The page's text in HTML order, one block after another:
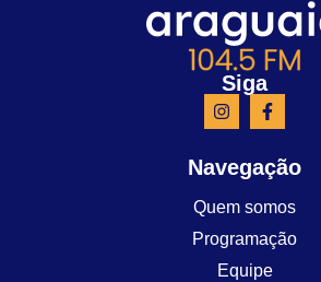
Siga
Navegação
Quem somos
Programação
Equipe